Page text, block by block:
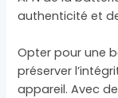
authenticité et
Opter pour une
préserver
appareil. Avec